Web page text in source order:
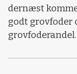
dernæst
godt grovfoder
grovfoderandel.